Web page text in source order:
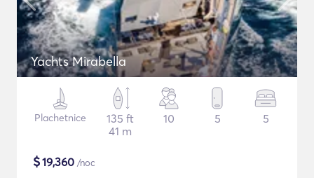
Yachts Mirabella
Plachetnice
135 ft
41 m
10 5 5
$19,360 /noc